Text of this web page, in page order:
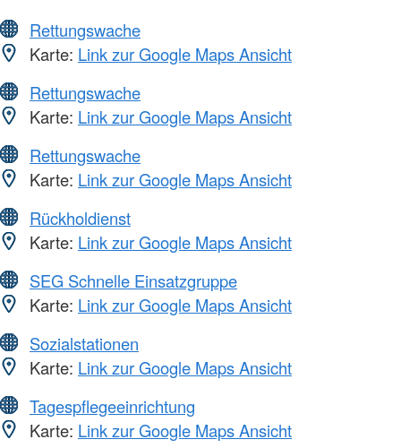
Rettungswache
Karte: Link zur Google Maps Ansicht
Rettungswache
Karte: Link zur Google Maps Ansicht
Rettungswache
Karte: Link zur Google Maps Ansicht
Rückholdienst
Karte: Link zur Google Maps Ansicht
SEG Schnelle Einsatzgruppe
Karte: Link zur Google Maps Ansicht
Sozialstationen
Karte: Link zur Google Maps Ansicht
Tagespflegeeinrichtung
Karte: Link zur Google Maps Ansicht